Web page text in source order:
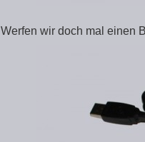
Werfen wir doch mal einen